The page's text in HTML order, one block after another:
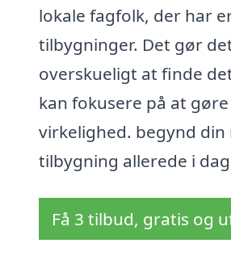
lokale fagfolk, der har
tilbygninger. Det gør
overskueligt at finde
kan fokusere på at
virkelighed. begynd
tilbygning allerede i
Få 3 tilbud, gratis og